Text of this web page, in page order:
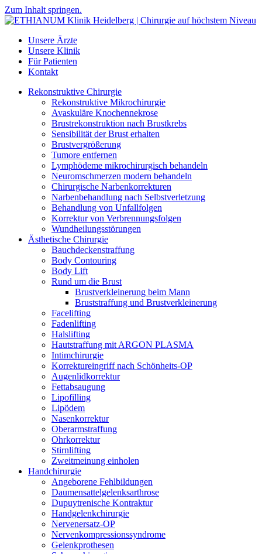
Zum Inhalt springen.
Unsere Ärzte
Unsere Klinik
Für Patienten
Kontakt
Rekonstruktive Chirurgie
Rekonstruktive Mikrochirurgie
Avaskuläre Knochennekrose
Brustrekonstruktion nach Brustkrebs
Sensibilität der Brust erhalten
Brustvergrößerung
Tumore entfernen
Lymphödeme mikrochirurgisch behandeln
Neuromschmerzen modern behandeln
Chirurgische Narbenkorrekturen
Narbenbehandlung nach Selbstverletzung
Behandlung von Unfallfolgen
Korrektur von Verbrennungsfolgen
Wundheilungsstörungen
Ästhetische Chirurgie
Bauchdeckenstraffung
Body Contouring
Body Lift
Rund um die Brust
Brustverkleinerung beim Mann
Bruststraffung und Brustverkleinerung
Facelifting
Fadenlifting
Halslifting
Hautstraffung mit ARGON PLASMA
Intimchirurgie
Korrektureingriff nach Schönheits-OP
Augenlidkorrektur
Fettabsaugung
Lipofilling
Lipödem
Nasenkorrektur
Oberarmstraffung
Ohrkorrektur
Stirnlifting
Zweitmeinung einholen
Handchirurgie
Angeborene Fehlbildungen
Daumensattelgelenksarthrose
Dupuytrenische Kontraktur
Handgelenkchirurgie
Nervenersatz-OP
Nervenkompressionssyndrome
Gelenkprothesen